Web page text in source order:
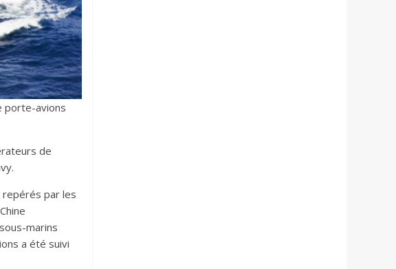
porte-avions
de
repérés par les
marins
a été suivi